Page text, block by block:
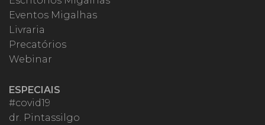
Eventos Migalhas
Livraria
Precatórios
Webinar
ESPECIAIS
#covid19
dr. Pintassilgo